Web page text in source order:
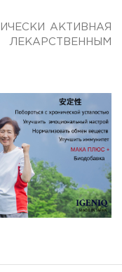
АКТИВНАЯ